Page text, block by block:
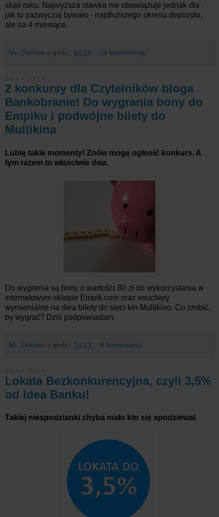
skali roku. Najwyższa stawka nie obowiązuje jednak dla -
jak to zazwyczaj bywało - najdłuższego okresu depozytu,
ale na 4 miesiące.
Mr. Złotówa o godz.: 14:14 11 komentarzy:
2 konkursy dla Czytelników bloga
Bankobranie! Do wygrania bony do
Empiku i podwójne bilety do
Multikina
Lubię takie momenty! Znów mogę ogłosić konkurs. A
tym razem to właściwie dwa.
Do wygrania są bony o wartości 80 zł do wykorzystania w
internetowym sklepie Empik.com oraz vouchery
wymienialne na dwa bilety do sieci kin Multikino. Co zrobić,
by wygrać? Dziś podpowiadam.
Mr. Złotówa o godz.: 19:13 8 komentarzy:
Lokata Bezkonkurencyjna, czyli 3,5%
od Idea Banku!
Takiej niespodzianki chyba mało kto się spodziewał.